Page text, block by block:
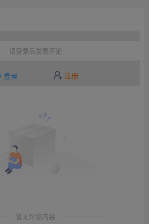
请登录后发表评论
登录 注册
暂无评论内容